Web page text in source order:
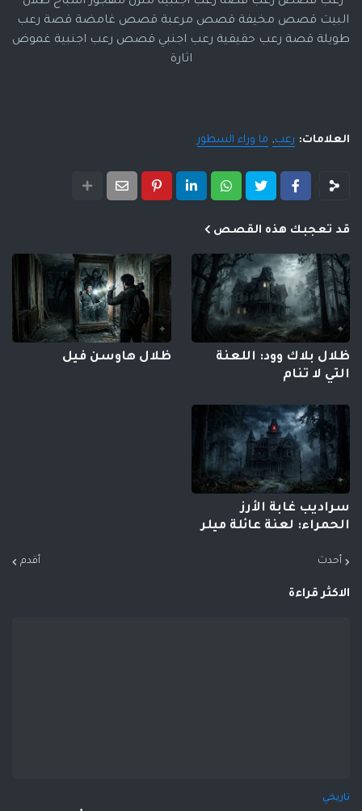
اثارة
العلامات: رعب ما وراء السطور
قد تعجبك هذه القصص
ظلال بلاك وود: اللعنة
التي لا تنام
ظلال هاوسن فيل
سراديب غابة الأرز
الحمراء: لعنة عائلة ميلر
أحدث أقدم
الاكثر قراءة
تاريخي